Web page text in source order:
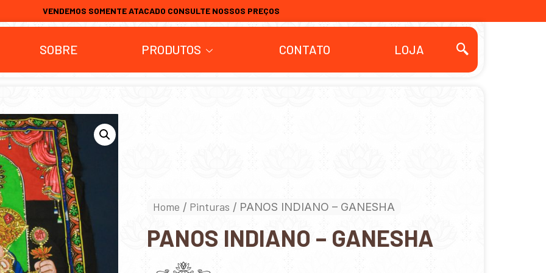
VENDEMOS SOMENTE ATACADO CONSULTE NOSSOS PREÇOS
SOBRE PRODUTOS CONTATO LOJA
Home / Pinturas / PANOS INDIANO – GANESHA
PANOS INDIANO – GANESHA